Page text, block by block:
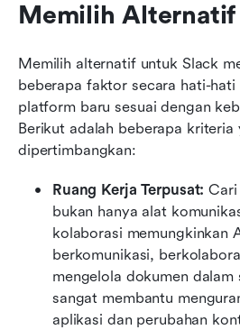
Memilih
Memilih alternatif untuk Slack
beberapa faktor secara hati-hati
platform baru sesuai dengan
Berikut adalah beberapa kriteria
dipertimbangkan:
Ruang Kerja Terpusat: Cari
bukan hanya alat
kolaborasi memungkinkan
berkomunikasi,
mengelola dokumen
sangat membantu
aplikasi dan perubahan